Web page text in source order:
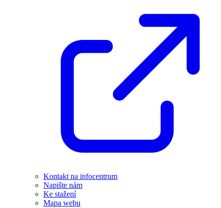
Kontakt na infocentrum
Napište nám
Ke stažení
Mapa webu